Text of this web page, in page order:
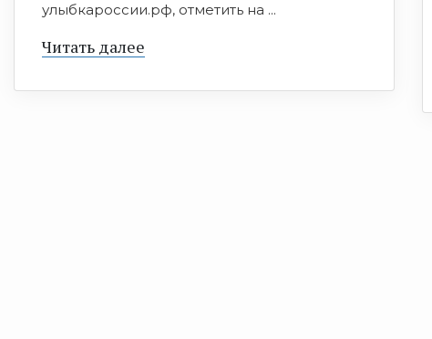
улыбкароссии.рф, отметить на ...
Читать далее